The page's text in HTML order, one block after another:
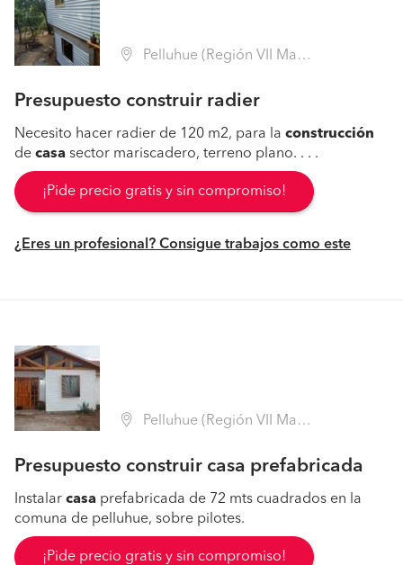
Pelluhue (Región VII Maule - Cauquenes)
Presupuesto construir radier
Necesito hacer radier de 120 m2, para la construcción
de casa sector mariscadero, terreno plano. . . .
¡Pide precio gratis y sin compromiso!
¿Eres un profesional? Consigue trabajos como este
Pelluhue (Región VII Maule - Cauquenes)
Presupuesto construir casa prefabricada
Instalar casa prefabricada de 72 mts cuadrados en la
comuna de pelluhue, sobre pilotes.
¡Pide precio gratis y sin compromiso!